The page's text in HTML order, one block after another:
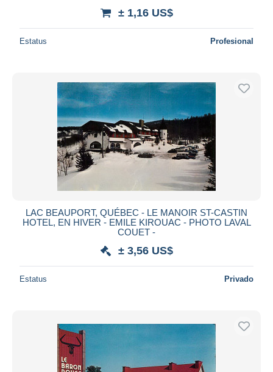
± 1,16 US$
Estatus Profesional
LAC BEAUPORT, QUÉBEC - LE MANOIR ST-CASTIN
HOTEL, EN HIVER - EMILE KIROUAC - PHOTO LAVAL
COUET -
± 3,56 US$
Estatus Privado